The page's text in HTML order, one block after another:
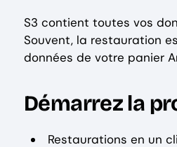
S3 contient toutes vos
Souvent, la restauration
données de votre panier
Démarrez la
Restaurations en un